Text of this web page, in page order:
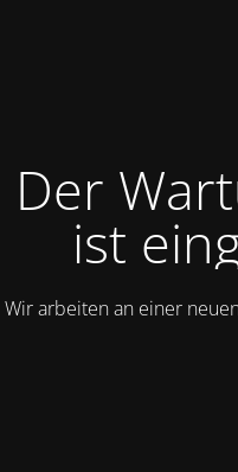
Der
ist
Wir arbeiten an einer